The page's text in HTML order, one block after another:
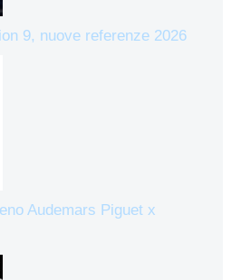
9, nuove referenze 2026
Audemars Piguet x